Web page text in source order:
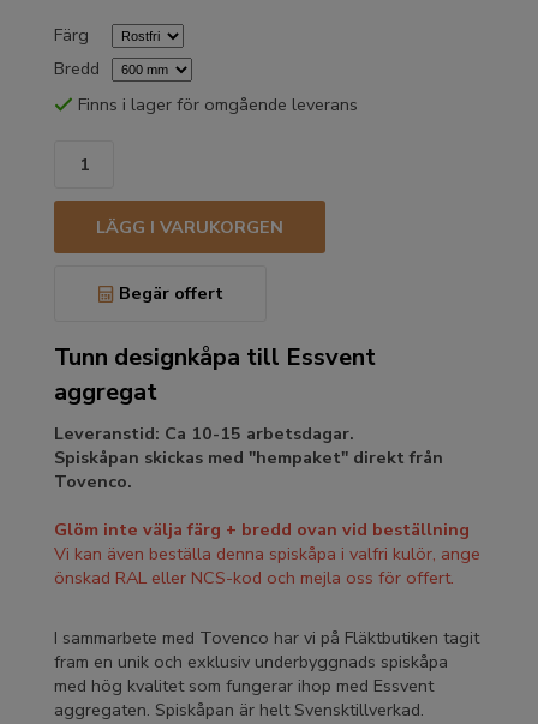
Färg
Bredd
Finns i lager för omgående leverans
LÄGG I VARUKORGEN
Begär offert
Tunn designkåpa till Essvent
aggregat
Leveranstid: Ca 10-15 arbetsdagar.
Spiskåpan skickas med "hempaket" direkt från
Tovenco.
Glöm inte välja färg + bredd ovan vid beställning
Vi kan även beställa denna spiskåpa i valfri kulör, ange
önskad RAL eller NCS-kod och mejla oss för offert.
I sammarbete med Tovenco har vi på Fläktbutiken tagit
fram en unik och exklusiv underbyggnads spiskåpa
med hög kvalitet som fungerar ihop med Essvent
aggregaten. Spiskåpan är helt Svensktillverkad.